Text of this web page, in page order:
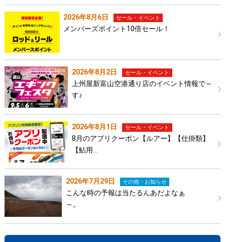
2026年8月6日 セール・イベント
メンバーズポイント10倍セール！
2026年8月2日 セール・イベント
上州屋新富山空港通り店のイベント情報で～
す♪
2026年8月1日 セール・イベント
8月のアプリクーポン【ルアー】【仕掛類】
【鮎用…
2026年7月29日 その他・お知らせ
こんな時の予報は当たるんあだよなぁ
～。